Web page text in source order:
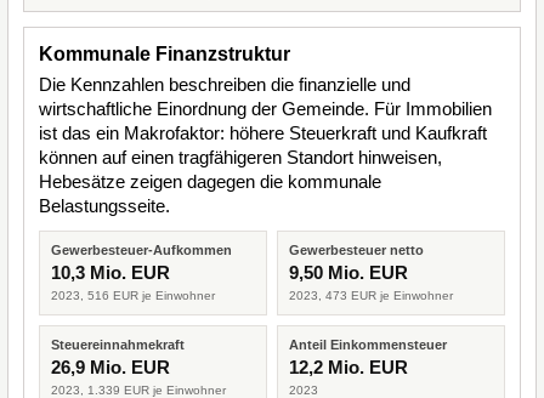
Kommunale Finanzstruktur
Die Kennzahlen beschreiben die finanzielle und
wirtschaftliche Einordnung der Gemeinde. Für Immobilien
ist das ein Makrofaktor: höhere Steuerkraft und Kaufkraft
können auf einen tragfähigeren Standort hinweisen,
Hebesätze zeigen dagegen die kommunale
Belastungsseite.
Gewerbesteuer-Aufkommen
10,3 Mio. EUR
2023, 516 EUR je Einwohner
Gewerbesteuer netto
9,50 Mio. EUR
2023, 473 EUR je Einwohner
Steuereinnahmekraft
26,9 Mio. EUR
2023, 1.339 EUR je Einwohner
Anteil Einkommensteuer
12,2 Mio. EUR
2023